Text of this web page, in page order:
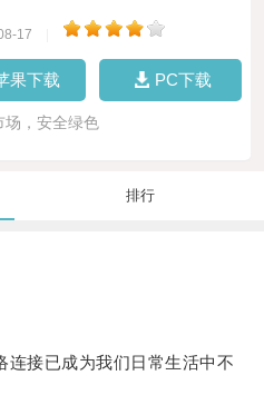
17
果下载 PC下载
场，安全绿色
排行
接已成为我们日常生活中不